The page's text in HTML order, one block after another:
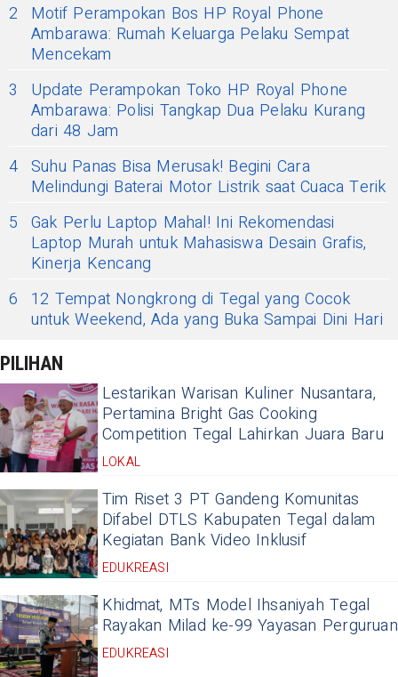
2
Motif Perampokan Bos HP Royal Phone
Ambarawa: Rumah Keluarga Pelaku Sempat
Mencekam
3
Update Perampokan Toko HP Royal Phone
Ambarawa: Polisi Tangkap Dua Pelaku Kurang
dari 48 Jam
4 Suhu Panas Bisa Merusak! Begini Cara
Melindungi Baterai Motor Listrik saat Cuaca Terik
5 Gak Perlu Laptop Mahal! Ini Rekomendasi
Laptop Murah untuk Mahasiswa Desain Grafis,
Kinerja Kencang
6
12 Tempat Nongkrong di Tegal yang Cocok
untuk Weekend, Ada yang Buka Sampai Dini Hari
PILIHAN
Lestarikan Warisan Kuliner Nusantara,
Pertamina Bright Gas Cooking
Competition Tegal Lahirkan Juara Baru
LOKAL
Tim Riset 3 PT Gandeng Komunitas
Difabel DTLS Kabupaten Tegal dalam
Kegiatan Bank Video Inklusif
EDUKREASI
Khidmat, MTs Model Ihsaniyah Tegal
Rayakan Milad ke-99 Yayasan Perguruan
EDUKREASI